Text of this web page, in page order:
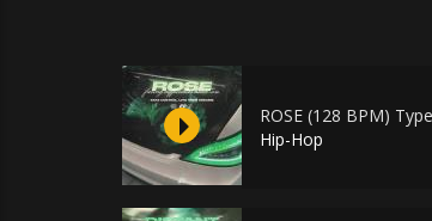
ROSE (128 BPM)
Hip-Hop